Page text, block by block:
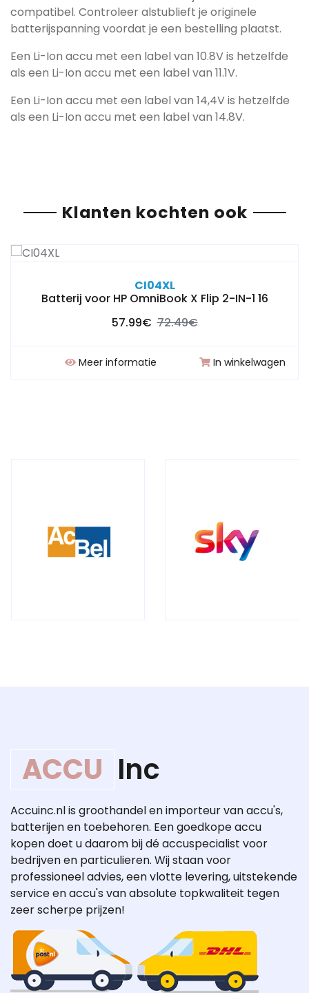
compatibel. Controleer alstublieft je originele
batterijspanning voordat je een bestelling plaatst.
Een Li-Ion accu met een label van 10.8V is hetzelfde
als een Li-Ion accu met een label van 11.1V.
Een Li-Ion accu met een label van 14,4V is hetzelfde
als een Li-Ion accu met een label van 14.8V.
Klanten kochten ook
CI04XL
Batterij voor HP OmniBook X Flip 2-IN-1 16
57.99€ 72.49€
Meer informatie In winkelwagen
ACCU Inc
Accuinc.nl is groothandel en importeur van accu's,
batterijen en toebehoren. Een goedkope accu
kopen doet u daarom bij dé accuspecialist voor
bedrijven en particulieren. Wij staan voor
professioneel advies, een vlotte levering, uitstekende
service en accu's van absolute topkwaliteit tegen
zeer scherpe prijzen!